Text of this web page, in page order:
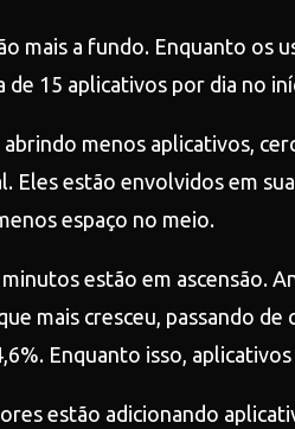
mais a fundo. Enquanto os
de 15 aplicativos por dia no
menos aplicativos,
Eles estão envolvidos em
espaço no meio.
estão em ascensão.
mais cresceu, passando
Enquanto isso,
estão adicionando